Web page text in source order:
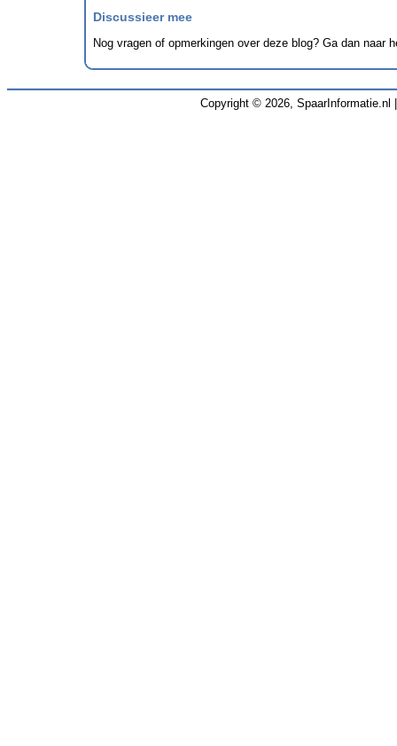
Discussieer mee
Nog vragen of opmerkingen over deze blog? Ga dan naar
Copyright © 2026, SpaarInformatie.nl